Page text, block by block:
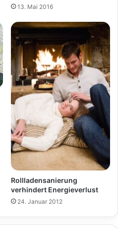
13. Mai 2016
Rollladensanierung
verhindert Energieverlust
24. Januar 2012